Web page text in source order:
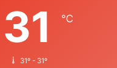
31 ℃
31º - 31º